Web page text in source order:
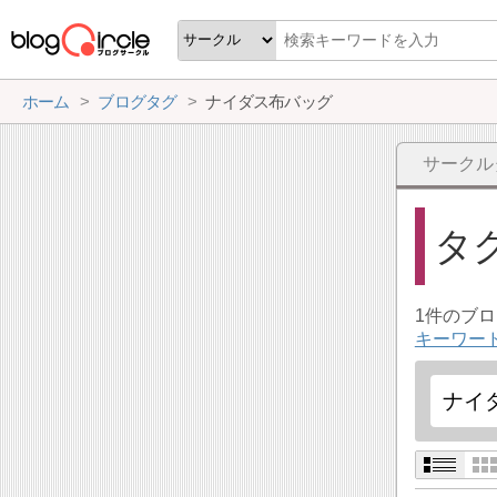
ホーム ブログタグ ナイダス布バッグ
サーク
タ
1件のブ
キーワー